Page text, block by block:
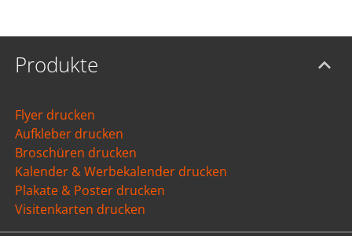
Produkte
Flyer drucken
Aufkleber drucken
Broschüren drucken
Kalender & Werbekalender drucken
Plakate & Poster drucken
Visitenkarten drucken